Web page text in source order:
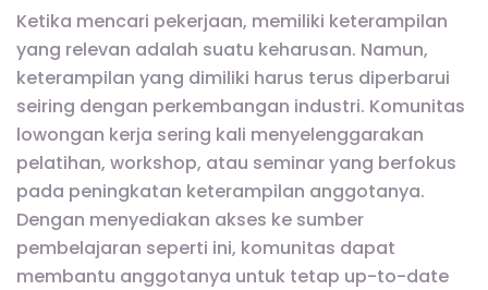
Ketika mencari pekerjaan, memiliki keterampilan
yang relevan adalah suatu keharusan. Namun,
keterampilan yang dimiliki harus terus diperbarui
seiring dengan perkembangan industri. Komunitas
lowongan kerja sering kali menyelenggarakan
pelatihan, workshop, atau seminar yang berfokus
pada peningkatan keterampilan anggotanya.
Dengan menyediakan akses ke sumber
pembelajaran seperti ini, komunitas dapat
membantu anggotanya untuk tetap up-to-date